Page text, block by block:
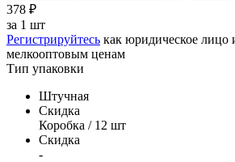
378 ₽
за 1 шт
Регистрируйтесь как юридическое лицо
мелкооптовым ценам
Тип упаковки
Штучная
Скидка
Коробка / 12 шт
Скидка
-